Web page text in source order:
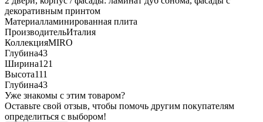
декоративным принтом
Материалламинированная плита
ПроизводительИталия
КоллекцияMIRO
Глубина43
Ширина121
Высота111
Глубина43
Уже знакомы с этим товаром?
Оставьте свой отзыв, чтобы помочь другим покупателям
определиться с выбором!